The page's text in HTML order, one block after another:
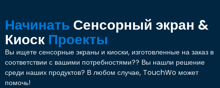
Начинать Сенсорный экран &
Киоск Проекты
Вы ищете сенсорные экраны и киоски, изготовленные на заказ в
соответствии с вашими потребностями?? Вы нашли решение
среди наших продуктов? В любом случае, TouchWo может
помочь!